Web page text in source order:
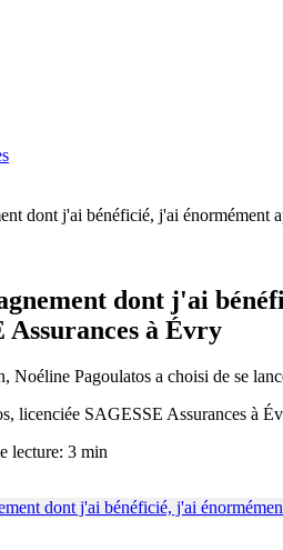
dont j'ai bénéficié, j'ai
dont j'ai
Assurances à Évry
Noéline Pagoulatos a choisi de se
licenciée SAGESSE Assurances à
lecture: 3 min